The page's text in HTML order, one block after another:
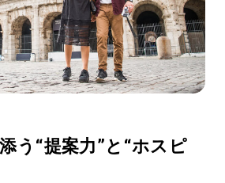
質
う“提案力”と“ホスピ